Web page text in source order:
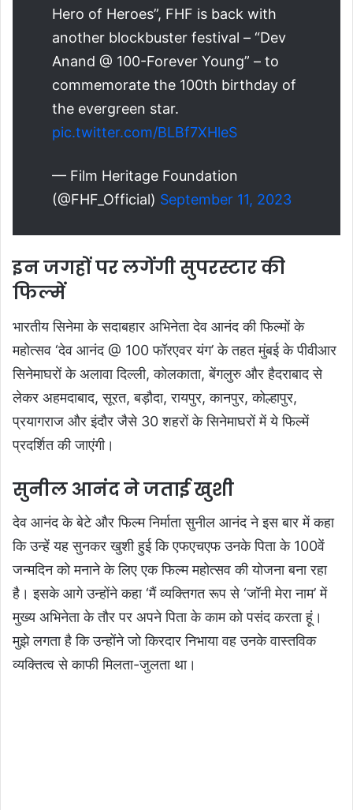
Hero of Heroes”, FHF is back with
another blockbuster festival – “Dev
Anand @ 100-Forever Young” – to
commemorate the 100th birthday of
the evergreen star.
pic.twitter.com/BLBf7XHleS
— Film Heritage Foundation
(@FHF_Official) September 11, 2023
इन जगहों पर लगेंगी सुपरस्टार की
फिल्में
भारतीय सिनेमा के सदाबहार अभिनेता देव आनंद की फिल्मों के
महोत्सव ‘देव आनंद @ 100 फॉरएवर यंग’ के तहत मुंबई के पीवीआर
सिनेमाघरों के अलावा दिल्ली, कोलकाता, बेंगलुरु और हैदराबाद से
लेकर अहमदाबाद, सूरत, बड़ौदा, रायपुर, कानपुर, कोल्हापुर,
प्रयागराज और इंदौर जैसे 30 शहरों के सिनेमाघरों में ये फिल्में
प्रदर्शित की जाएंगी।
सुनील आनंद ने जताई खुशी
देव आनंद के बेटे और फिल्म निर्माता सुनील आनंद ने इस बार में कहा
कि उन्हें यह सुनकर खुशी हुई कि एफएचएफ उनके पिता के 100वें
जन्मदिन को मनाने के लिए एक फिल्म महोत्सव की योजना बना रहा
है। इसके आगे उन्होंने कहा ‘मैं व्यक्तिगत रूप से ‘जॉनी मेरा नाम’ में
मुख्य अभिनेता के तौर पर अपने पिता के काम को पसंद करता हूं।
मुझे लगता है कि उन्होंने जो किरदार निभाया वह उनके वास्तविक
व्यक्तित्व से काफी मिलता-जुलता था।